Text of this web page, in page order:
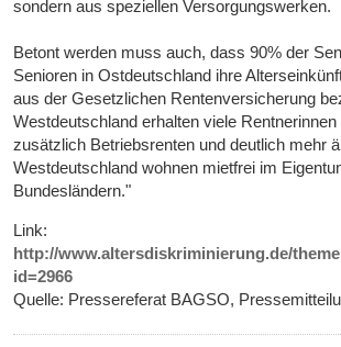
sondern aus speziellen Versorgungswerken.
Betont werden muss auch, dass 90% der
Senioren in Ostdeutschland ihre
aus der Gesetzlichen Rentenversicherung
Westdeutschland erhalten viele
zusätzlich Betriebsrenten und deutlich mehr
Westdeutschland wohnen mietfrei im
Bundesländern."
Link:
http://www.altersdiskriminierung.de/
id=2966
Quelle: Pressereferat BAGSO,